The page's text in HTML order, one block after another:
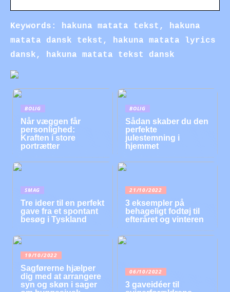
Keywords: hakuna matata tekst, hakuna
matata dansk tekst, hakuna matata lyrics
dansk, hakuna matata tekst dansk
BOLIG
Når væggen får
personlighed:
Kraften i store
portrætter
BOLIG
Sådan skaber du den
perfekte
julestemning i
hjemmet
SMAG
Tre ideer til en perfekt
gave fra et spontant
besøg i Tyskland
21/10/2022
3 eksempler på
behageligt fodtøj til
efteråret og vinteren
19/10/2022
Sagførerne hjælper
dig med at arrangere
syn og skøn i sager
06/10/2022
3 gaveidéer til